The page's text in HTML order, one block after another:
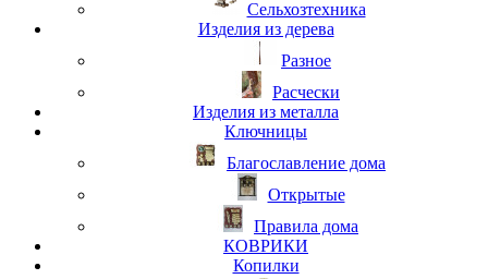
Сельхозтехника
Изделия из дерева
Разное
Расчески
Изделия из металла
Ключницы
Благославление дома
Открытые
Правила дома
КОВРИКИ
Копилки